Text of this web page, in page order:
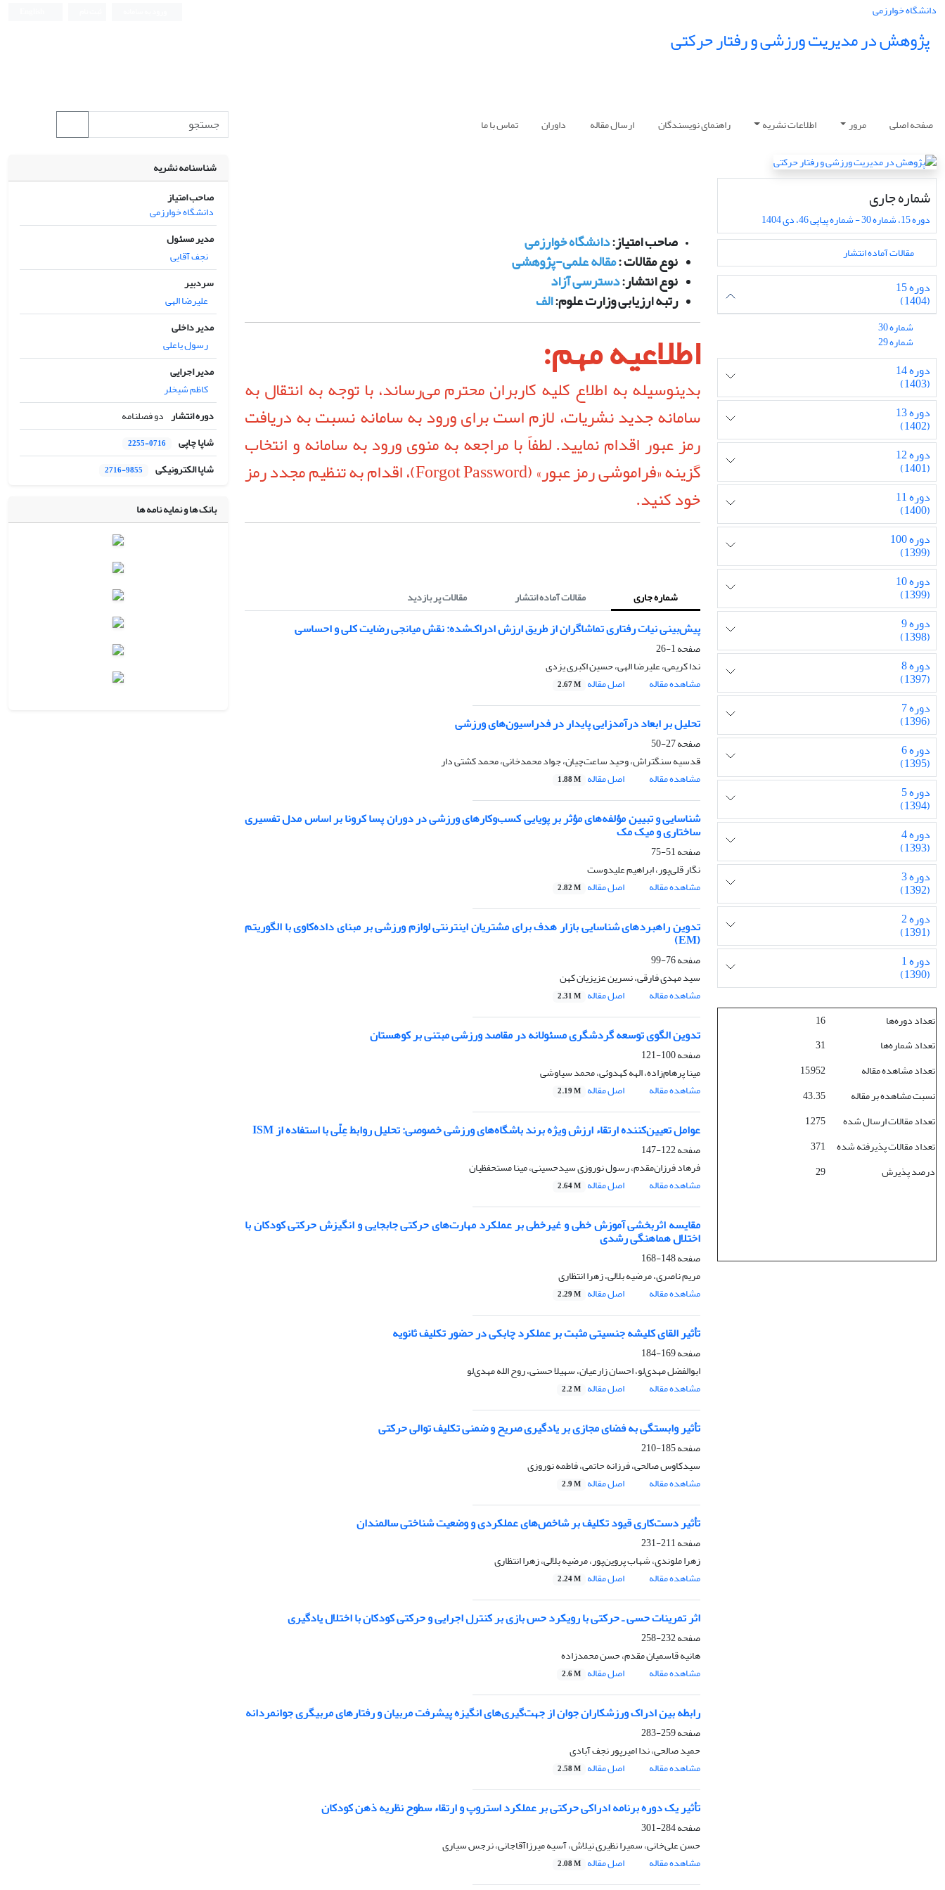
دانشگاه خوارزمی
پژوهش در مدیریت ورزشی و رفتار حرکتی
صفحه اصلی مرور اطلاعات نشریه راهنمای نویسندگان ارسال مقاله داوران تماس با ما
شماره جاری
دوره 15، شماره 30 - شماره پیاپی 46، دی 1404
مقالات آماده انتشار
دوره 15
(1404)
شماره 30
شماره 29
دوره 14
(1403)
دوره 13
(1402)
دوره 12
(1401)
دوره 11
(1400)
دوره 100
(1399)
دوره 10
(1399)
دوره 9
(1398)
دوره 8
(1397)
دوره 7
(1396)
دوره 6
(1395)
دوره 5
(1394)
دوره 4
(1393)
دوره 3
(1392)
دوره 2
(1391)
دوره 1
(1390)
تعداد دوره‌ها
16
تعداد شماره‌ها
31
تعداد مشاهده مقاله
15,952
نسبت مشاهده بر مقاله
43.35
تعداد مقالات ارسال شده
1,275
تعداد مقالات پذیرفته شده
371
درصد پذیرش
29
صاحب امتیاز:دانشگاه خوارزمی
نوع مقالات :مقاله علمی-پژوهشی
نوع انتشار:دسترسی آزاد
رتبه ارزیابی وزارت علوم:الف
اطلاعیه مهم:
بدینوسیله به اطلاع کلیه کاربران محترم می‌رساند، با توجه به انتقال به
سامانه جدید نشریات، لازم است برای ورود به سامانه نسبت به دریافت
رمز عبور اقدام نمایید. لطفاً با مراجعه به منوی ورود به سامانه و انتخاب
گزینه «فراموشی رمز عبور» (Forgot Password)، اقدام به تنظیم مجدد رمز
خود کنید.
شماره جاری مقالات آماده انتشار مقالات پر بازدید
پیش‌بینی نیات رفتاری تماشاگران از طریق ارزش ادراک‌شده: نقش میانجی رضایت کلی و احساسی
صفحه1-26
ندا کریمی، علیرضا الهی، حسین اکبری یزدی
مشاهده مقاله
اصل مقاله 2.67 M
تحلیل بر ابعاد درآمدزایی پایدار در فدراسیون‌های ورزشی
صفحه27-50
قدسیه سنگتراش، وحید ساعت‌چیان، جواد محمدخانی، محمد کشتی دار
مشاهده مقاله
اصل مقاله 1.88 M
شناسایی و تبیین مؤلفه‌های مؤثر بر پویایی کسب‌وکارهای ورزشی در دوران پسا کرونا بر اساس مدل تفسیری
ساختاری و میک مک
صفحه51-75
نگار قلی‌پور، ابراهیم علیدوست
مشاهده مقاله
اصل مقاله 2.82 M
تدوین راهبردهای شناسایی بازار هدف برای مشتریان اینترنتی لوازم ورزشی بر مبنای داده‌کاوی با الگوریتم
(EM)
صفحه76-99
سید مهدی فارقی، نسرین عزیزیان کهن
مشاهده مقاله
اصل مقاله 2.31 M
تدوین الگوی توسعه گردشگری مسئولانه در مقاصد ورزشی مبتنی بر کوهستان
صفحه100-121
مینا پرهام‌زاده، الهه کهدوئی، محمد سیاوشی
مشاهده مقاله
اصل مقاله 2.19 M
عوامل تعیین‌کننده ارتقاء ارزش ویژه برند باشگاه‌های ورزشی خصوصی: تحلیل روابط عِلّی با استفاده از ISM
صفحه122-147
فرهاد فرزان‌مقدم، رسول نوروزی سیدحسینی، مینا مستحفظیان
مشاهده مقاله
اصل مقاله 2.64 M
مقایسه اثربخشی آموزش خطی و غیرخطی بر عملکرد مهارت‌های حرکتی جابجایی و انگیزش حرکتی کودکان با
اختلال هماهنگی رشدی
صفحه148-168
مریم ناصری، مرضیه بلالی، زهرا انتظاری
مشاهده مقاله
اصل مقاله 2.29 M
تأثیر القای کلیشه جنسیتی مثبت بر عملکرد چابکی در حضور تکلیف ثانویه
صفحه169-184
ابوالفضل مهدی‌لو، احسان زارعیان، سهیلا حسنی، روح الله مهدی‌لو
مشاهده مقاله
اصل مقاله 2.2 M
تأثیر وابستگی به فضای مجازی بر یادگیری صریح و ضمنی تکلیف توالی حرکتی
صفحه185-210
سیدکاوس صالحی، فرزانه حاتمی، فاطمه نوروزی
مشاهده مقاله
اصل مقاله 2.9 M
تأثیر دست‌کاری قیود تکلیف بر شاخص‌های عملکردی و وضعیت شناختی سالمندان
صفحه211-231
زهرا ملوندی، شهاب پروین‌پور، مرضیه بلالی، زهرا انتظاری
مشاهده مقاله
اصل مقاله 2.24 M
اثر تمرینات حسی ـ حرکتی با رویکرد حس بازی بر کنترل اجرایی و حرکتی کودکان با اختلال یادگیری
صفحه232-258
هانیه قاسمیان مقدم، حسن محمدزاده
مشاهده مقاله
اصل مقاله 2.6 M
رابطه بین ادراک ورزشکاران جوان از جهت‌گیری‌های انگیزه‌ پیشرفت مربیان و رفتارهای مربیگری جوانمردانه
صفحه259-283
حمید صالحی، ندا امیرپور نجف آبادی
مشاهده مقاله
اصل مقاله 2.58 M
تأثیر یک دوره برنامه ادراکی حرکتی بر عملکرد استروپ و ارتقاء سطوح نظریه ذهن کودکان
صفحه284-301
حسن علی‌خانی، سمیرا نظیری نیلاش، آسیه میرزاآقاجانی، نرجس سیاری
مشاهده مقاله
اصل مقاله 2.08 M
شناسنامه نشریه
صاحب امتیاز
دانشگاه خوارزمی
مدیر مسئول
نجف آقایی
سردبیر
علیرضا الهی
مدیر داخلی
رسول یاعلی
مدیر اجرایی
کاظم شیخلر
دوره انتشار دو فصلنامه
شاپا چاپی
2255-0716
شاپا الکترونیکی 2716-9855
بانک ها و نمایه نامه ها